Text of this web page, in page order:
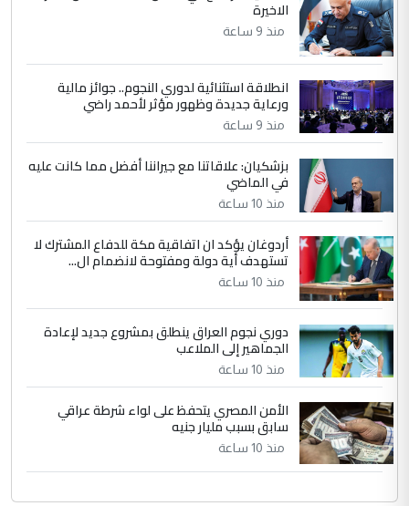
الموضوع :
الجواهري يرد على صدام حسين سل
مضجعيك يابن الزنا (نص كامل)
5 سردار
التعليق : واحد من عصابة علي ماما يسقط
جنسية الرافد الثالث للعراق ومن اصول عريقة
الموضوع :
الجواهري يرد على صدام حسين سل
مضجعيك يابن الزنا (نص كامل)
الاخيرة
منذ 9 ساعة
انطلاقة استثنائية لدوري النجوم.. جوائز مالية
ورعاية جديدة وظهور مؤثر لأحمد راضي
منذ 9 ساعة
بزشكيان: علاقاتنا مع جيراننا أفضل مما كانت عليه
في الماضي
منذ 10 ساعة
أردوغان يؤكد ان اتفاقية مكة للدفاع المشترك لا
تستهدف أية دولة ومفتوحة لانضمام ال...
منذ 10 ساعة
دوري نجوم العراق ينطلق بمشروع جديد لإعادة
الجماهير إلى الملاعب
منذ 10 ساعة
الأمن المصري يتحفظ على لواء شرطة عراقي
سابق بسبب مليار جنيه
منذ 10 ساعة